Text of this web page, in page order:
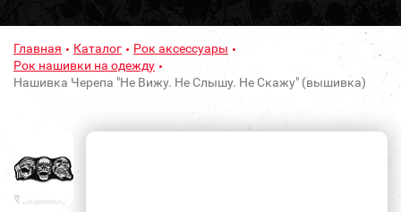
Главная Каталог
Рок аксессуары
Рок нашивки на одежду
Нашивка Черепа "Не Вижу. Не Слышу. Не Скажу" (вышивка)